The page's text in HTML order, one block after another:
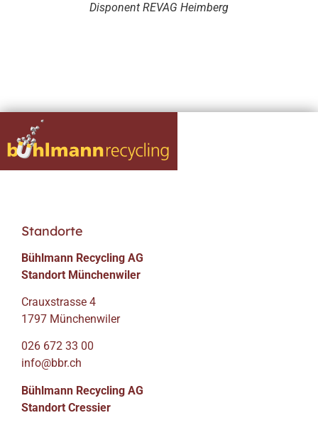
Disponent REVAG Heimberg
Standorte
Bühlmann Recycling AG
Standort Münchenwiler
Crauxstrasse 4
1797 Münchenwiler
026 672 33 00
info@bbr.ch
Bühlmann Recycling AG
Standort Cressier